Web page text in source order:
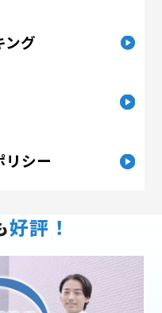
ング
リシー
好評！